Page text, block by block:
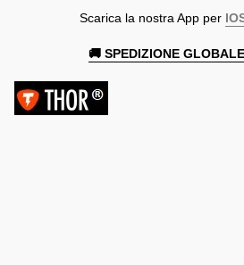
Scarica la nostra App per
🚚 SPEDIZIONE